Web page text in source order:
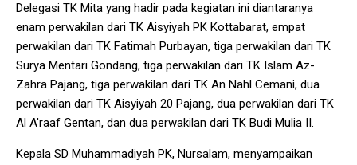
Delegasi TK Mita yang hadir pada kegiatan ini diantaranya
enam perwakilan dari TK Aisyiyah PK Kottabarat, empat
perwakilan dari TK Fatimah Purbayan, tiga perwakilan dari TK
Surya Mentari Gondang, tiga perwakilan dari TK Islam Az-
Zahra Pajang, tiga perwakilan dari TK An Nahl Cemani, dua
perwakilan dari TK Aisyiyah 20 Pajang, dua perwakilan dari TK
Al A'raaf Gentan, dan dua perwakilan dari TK Budi Mulia II.
Kepala SD Muhammadiyah PK, Nursalam, menyampaikan